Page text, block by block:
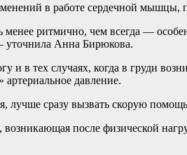
в работе сердечной мышцы,
ритмично, чем всегда —
уточнила Анна Бирюкова.
и в тех случаях, когда в груди
артериальное давление.
лучше сразу вызвать скорую
после физической